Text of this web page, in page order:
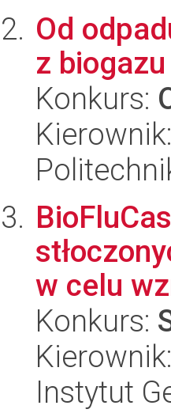
Od
z
Konkurs:
w celu
Konkurs:
Instytut